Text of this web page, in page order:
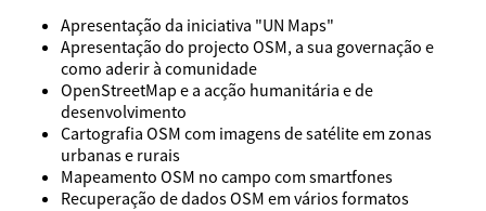
Apresentação da iniciativa "UN Maps"
Apresentação do projecto OSM, a sua governação e
como aderir à comunidade
OpenStreetMap e a acção humanitária e de
desenvolvimento
Cartografia OSM com imagens de satélite em zonas
urbanas e rurais
Mapeamento OSM no campo com smartfones
Recuperação de dados OSM em vários formatos